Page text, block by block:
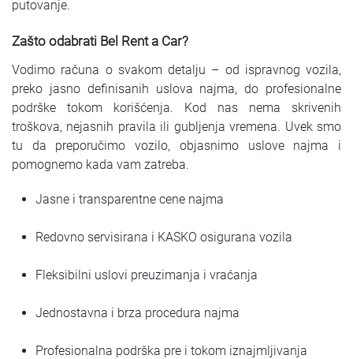
putovanje.
Zašto odabrati Bel Rent a Car?
Vodimo računa o svakom detalju – od ispravnog vozila,
preko jasno definisanih uslova najma, do profesionalne
podrške tokom korišćenja. Kod nas nema skrivenih
troškova, nejasnih pravila ili gubljenja vremena. Uvek smo
tu da preporučimo vozilo, objasnimo uslove najma i
pomognemo kada vam zatreba.
Jasne i transparentne cene najma
Redovno servisirana i KASKO osigurana vozila
Fleksibilni uslovi preuzimanja i vraćanja
Jednostavna i brza procedura najma
Profesionalna podrška pre i tokom iznajmljivanja